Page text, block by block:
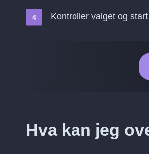
Kontroller valget og
Hva kan jeg